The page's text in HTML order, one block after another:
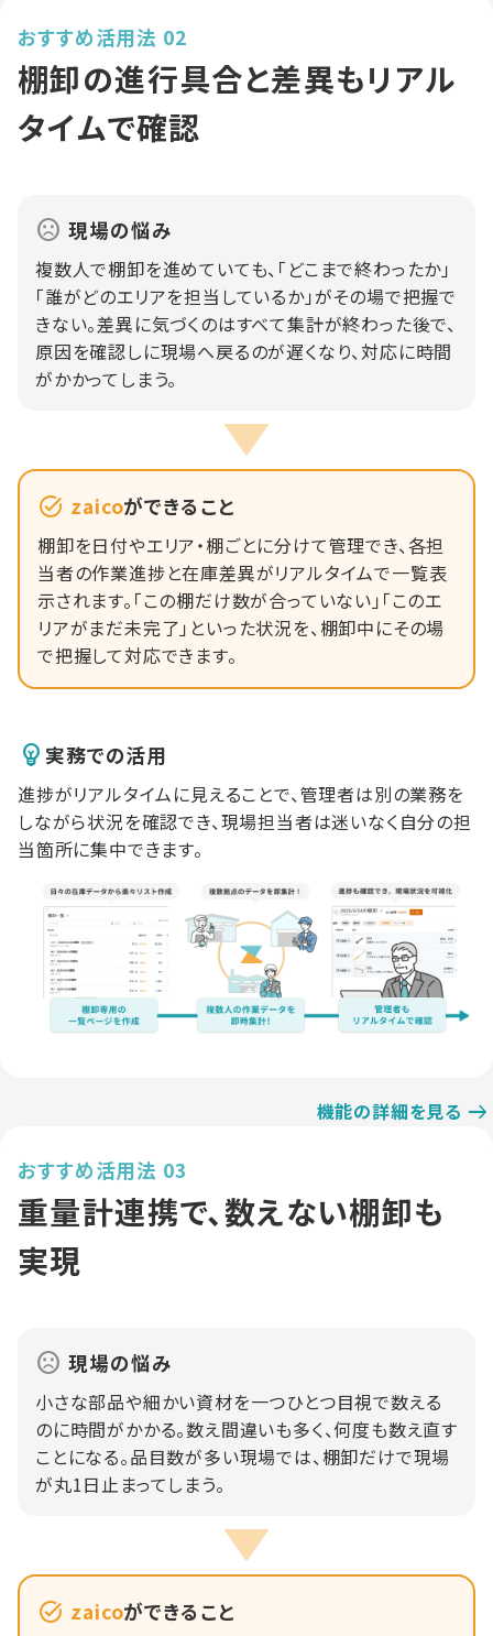
おすすめ活用法 02
棚卸の進行具合と差異もリアル
タイムで確認
現場の悩み
複数人で棚卸を進めていても、「どこまで終わったか」
「誰がどのエリアを担当しているか」がその場で把握で
きない。差異に気づくのはすべて集計が終わった後で、
原因を確認しに現場へ戻るのが遅くなり、対応に時間
がかかってしまう。
zaicoができること
棚卸を日付やエリア・棚ごとに分けて管理でき、各担
当者の作業進捗と在庫差異がリアルタイムで一覧表
示されます。「この棚だけ数が合っていない」「このエ
リアがまだ未完了」といった状況を、棚卸中にその場
で把握して対応できます。
実務での活用
進捗がリアルタイムに見えることで、管理者は別の業務を
しながら状況を確認でき、現場担当者は迷いなく自分の担
当箇所に集中できます。
機能の詳細を見る
おすすめ活用法 03
重量計連携で、数えない棚卸も
実現
現場の悩み
小さな部品や細かい資材を一つひとつ目視で数える
のに時間がかかる。数え間違いも多く、何度も数え直す
ことになる。品目数が多い現場では、棚卸だけで現場
が丸1日止まってしまう。
zaicoができること